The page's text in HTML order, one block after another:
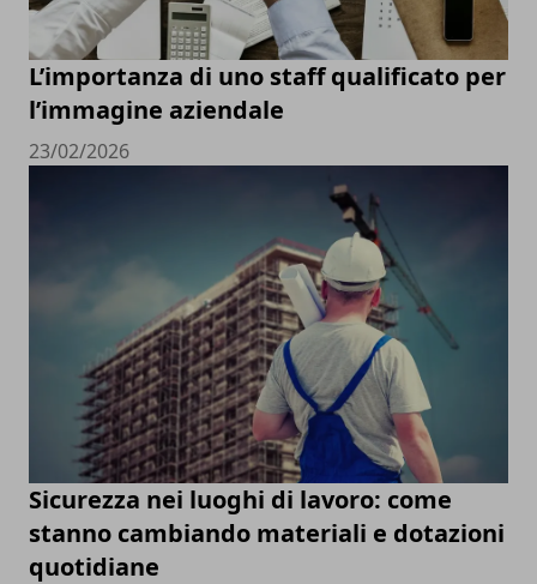
L’importanza di uno staff qualificato per
l’immagine aziendale
23/02/2026
Sicurezza nei luoghi di lavoro: come
stanno cambiando materiali e dotazioni
quotidiane